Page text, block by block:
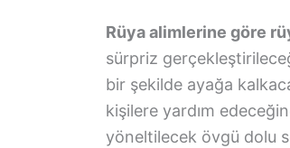
Rüya alimlerine göre
sürpriz
bir şekilde ayağa
kişilere yardım
yöneltilecek övgü dolu